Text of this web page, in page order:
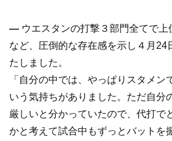
― ウエスタンの打撃３部門全てで上
など、圧倒的な存在感を示し４月24
たしました。
「自分の中では、やっぱりスタメン
いう気持ちがありました。ただ自分
厳しいと分かっていたので、代打で
かと考えて試合中もずっとバットを